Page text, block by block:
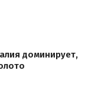
доминирует,